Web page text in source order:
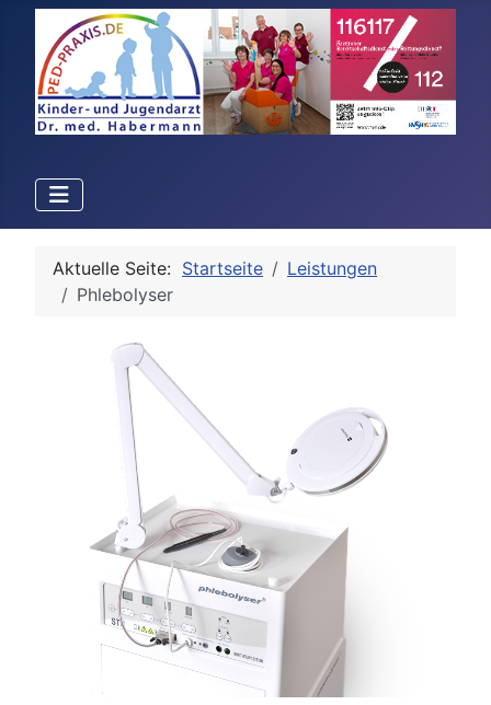
Aktuelle Seite: Startseite
Leistungen
Phlebolyser